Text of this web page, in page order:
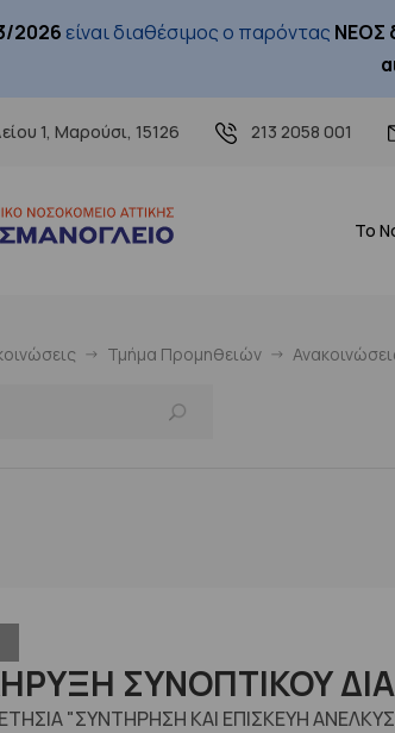
2026 είναι διαθέσιμος ο παρόντας ΝΕΟΣ
1, Μαρούσι, 15126 213 2058 001
Το
Τμήμα Προμηθειών
ΣΥΝΟΠΤΙΚΟΥ
"ΣΥΝΤΗΡΗΣΗ ΚΑΙ ΕΠΙΣΚΕΥΗ